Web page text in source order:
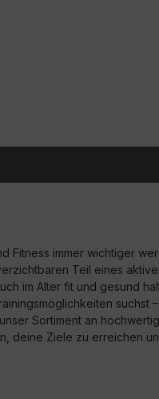
Fitness immer wichtiger
Teil eines
im Alter fit und gesund
suchst
Sortiment an
deine Ziele zu erreichen